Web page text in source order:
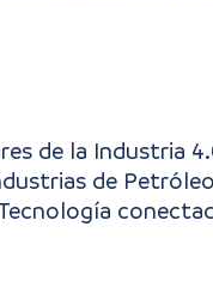
de la Industria
de